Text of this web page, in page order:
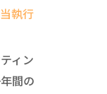
執行
ィン
間の